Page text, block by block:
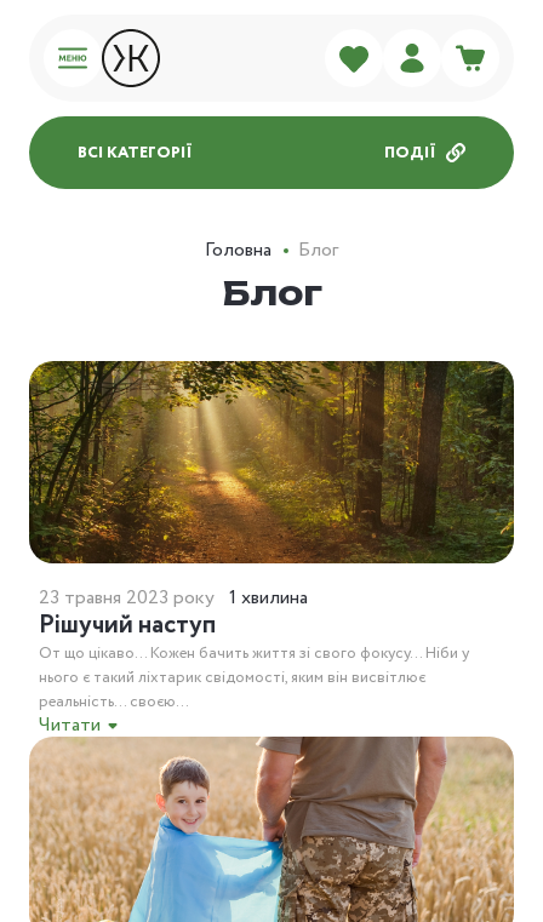
ВСІ КАТЕГОРІЇ ПОДІЇ
Головна Блог
Блог
23 травня 2023 року 1 хвилина
Рішучий наступ
От що цікаво… Кожен бачить життя зі свого фокусу… Ніби у
нього є такий ліхтарик свідомості, яким він висвітлює
реальність… своєю...
Читати